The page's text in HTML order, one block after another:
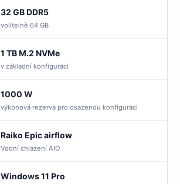
32 GB DDR5
volitelně 64 GB
1 TB M.2 NVMe
v základní konfiguraci
1000 W
výkonová rezerva pro osazenou konfiguraci
Raiko Epic airflow
Vodní chlazení AIO
Windows 11 Pro